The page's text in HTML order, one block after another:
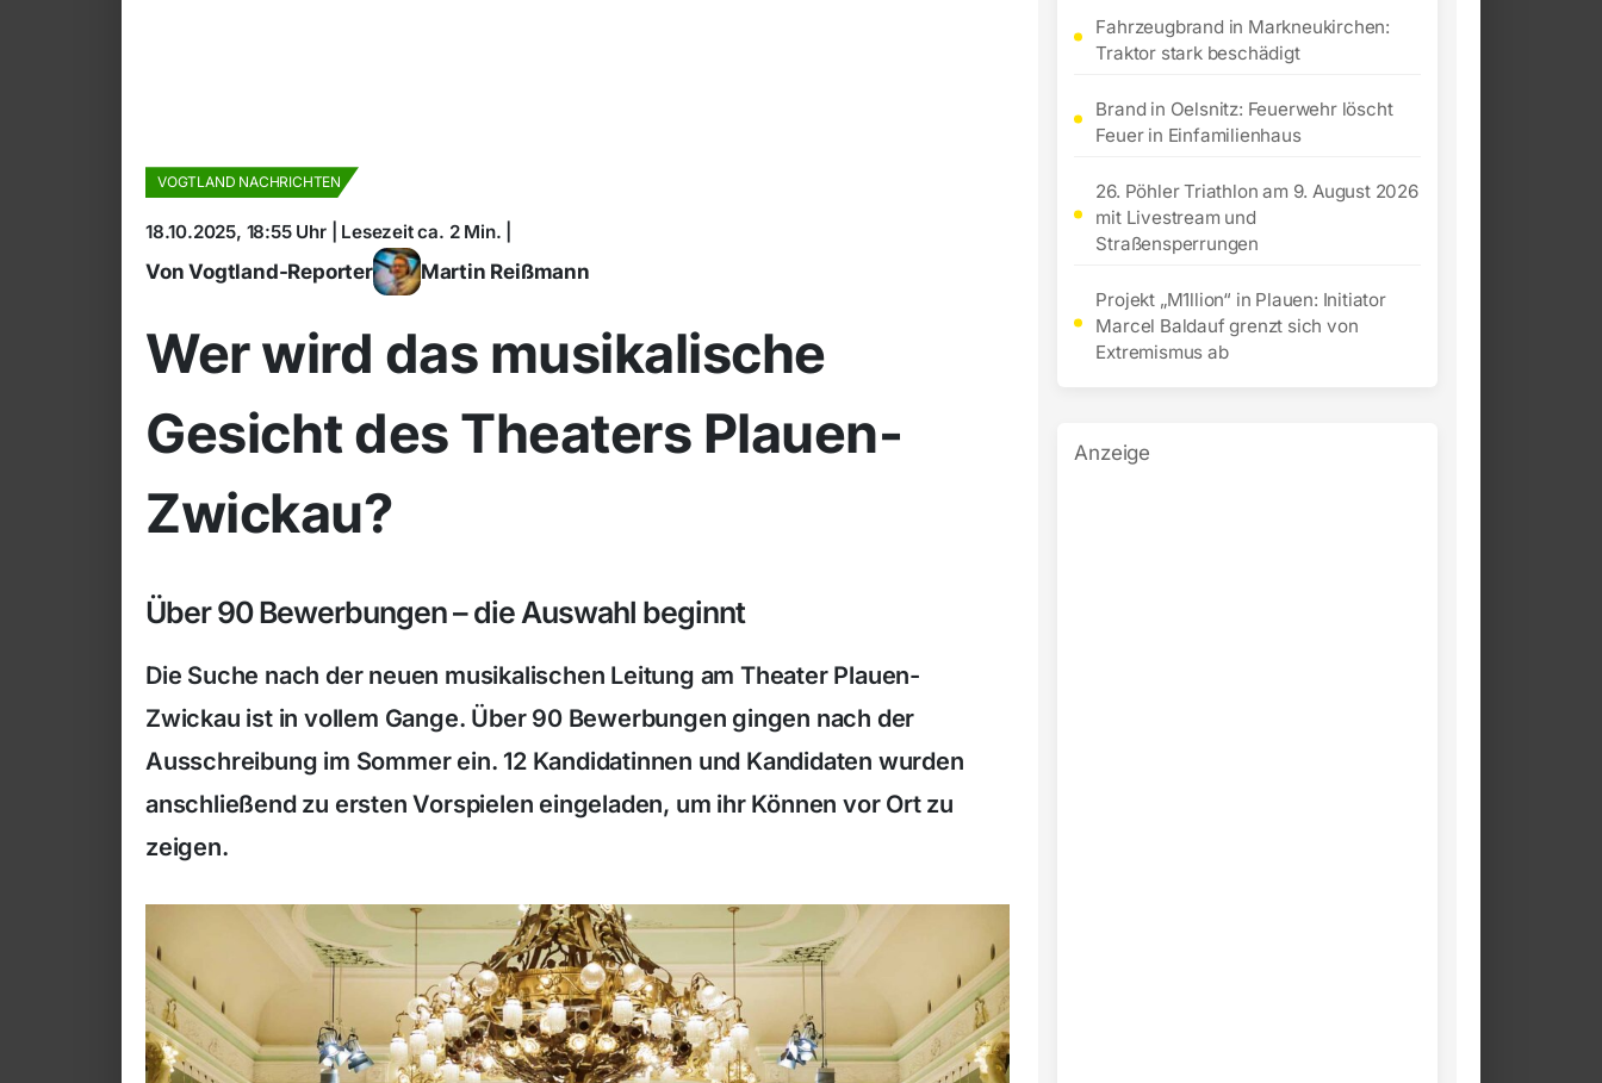
VOGTLAND NACHRICHTEN
18.10.2025, 18:55 Uhr | Lesezeit ca. 2 Min. |
Von Vogtland-Reporter Martin Reißmann
Wer wird das musikalische
Gesicht des Theaters Plauen-
Zwickau?
Über 90 Bewerbungen – die Auswahl beginnt
Die Suche nach der neuen musikalischen Leitung am Theater Plauen-
Zwickau ist in vollem Gange. Über 90 Bewerbungen gingen nach der
Ausschreibung im Sommer ein. 12 Kandidatinnen und Kandidaten wurden
anschließend zu ersten Vorspielen eingeladen, um ihr Können vor Ort zu
zeigen.
Fahrzeugbrand in Markneukirchen:
Traktor stark beschädigt
Brand in Oelsnitz: Feuerwehr löscht
Feuer in Einfamilienhaus
26. Pöhler Triathlon am 9. August 2026
mit Livestream und
Straßensperrungen
Projekt „M1llion“ in Plauen: Initiator
Marcel Baldauf grenzt sich von
Extremismus ab
Anzeige